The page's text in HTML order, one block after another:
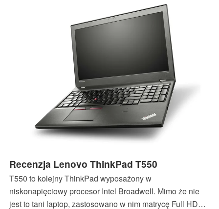
Recenzja Lenovo ThinkPad T550
T550 to kolejny ThinkPad wyposażony w
niskonapięciowy procesor Intel Broadwell. Mimo że nie
jest to tani laptop, zastosowano w nim matrycę Full HD